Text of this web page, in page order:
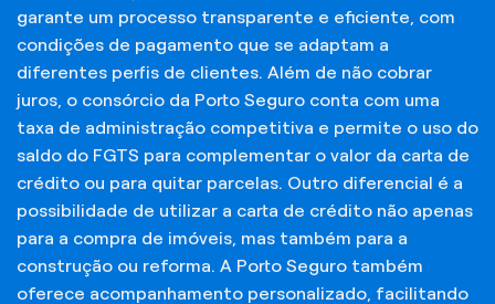
garante um processo transparente e eficiente, com
condições de pagamento que se adaptam a
diferentes perfis de clientes. Além de não cobrar
juros, o consórcio da Porto Seguro conta com uma
taxa de administração competitiva e permite o uso do
saldo do FGTS para complementar o valor da carta de
crédito ou para quitar parcelas. Outro diferencial é a
possibilidade de utilizar a carta de crédito não apenas
para a compra de imóveis, mas também para a
construção ou reforma. A Porto Seguro também
oferece acompanhamento personalizado, facilitando